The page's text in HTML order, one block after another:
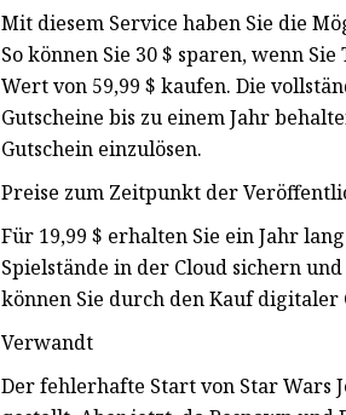
Mit diesem Service haben Sie die
So können Sie 30 $ sparen, wenn
Wert von 59,99 $ kaufen. Die
Gutscheine bis zu einem Jahr
Gutschein einzulösen.
Preise zum Zeitpunkt der
Für 19,99 $ erhalten Sie ein Jahr
Spielstände in der Cloud sichern
können Sie durch den Kauf digitaler
Verwandt
Der fehlerhafte Start von Star Wars